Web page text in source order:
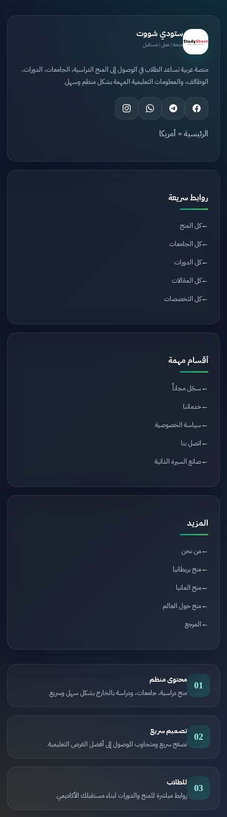
ستودي شووت
منحة | عمل | مستقبل
منصة عربية تساعد الطلاب في الوصول إلى المنح الدراسية، الجامعات، الدورات،
الوظائف، والمعلومات التعليمية المهمة بشكل منظم وسهل.
الرئيسية » أمريكا
روابط سريعة
كل المنح
كل الجامعات
كل الدورات
كل المقالات
كل التخصصات
أقسام مهمة
سجّل مجاناً
خدماتنا
سياسة الخصوصية
اتصل بنا
صانع السيرة الذاتية
المزيد
من نحن
منح بريطانيا
منح المانيا
منح حول العالم
المرجع
01 محتوى منظم
منح دراسية، جامعات، ودراسة بالخارج بشكل سهل وسريع.
02 تصميم سريع
تصفح سريع ومتجاوب للوصول إلى أفضل الفرص التعليمية.
03 للطلاب
روابط مباشرة للمنح والدورات لبناء مستقبلك الأكاديمي.